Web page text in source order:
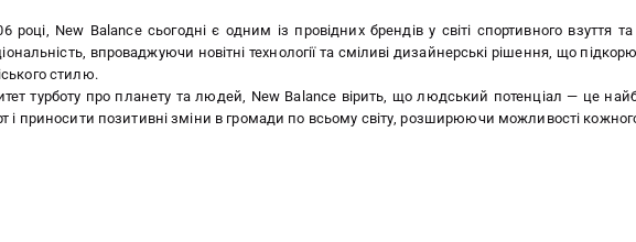
році, New Balance сьогодні є одним із провідних брендів у світі спортивного взуття
впроваджуючи новітні технології та сміливі дизайнерські рішення, що
стилю.
турботу про планету та людей, New Balance вірить, що людський потенціал — це
і приносити позитивні зміни в громади по всьому світу, розширюючи можливості